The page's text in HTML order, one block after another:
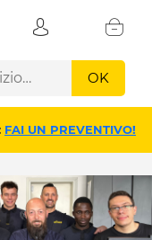
OK
FAI UN PREVENTIVO!